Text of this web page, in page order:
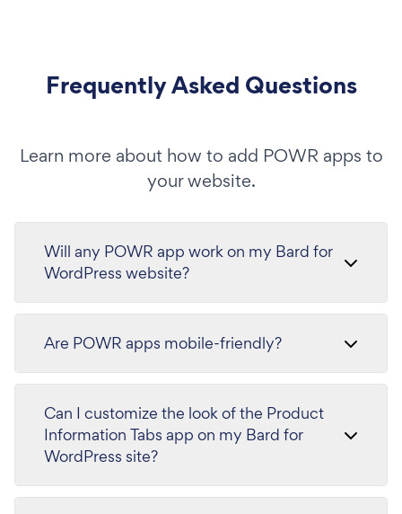
Frequently Asked Questions
Learn more about how to add POWR apps to
your website.
Will any POWR app work on my Bard for
WordPress website?
Are POWR apps mobile-friendly?
Can I customize the look of the Product
Information Tabs app on my Bard for
WordPress site?